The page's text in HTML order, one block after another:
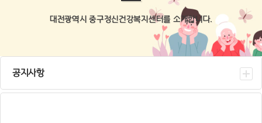
대전광역시 중구정신건강복지센터를 소개합니다.
공지사항